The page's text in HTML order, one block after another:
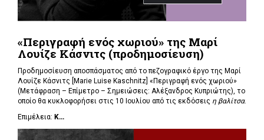
«Περιγραφή ενός χωριού» της Μαρί
Λουίζε Κάσνιτς (προδημοσίευση)
Προδημοσίευση αποσπάσματος από το πεζογραφικό έργο της Μαρί
Λουίζε Κάσνιτς [Marie Luise Kaschnitz] «Περιγραφή ενός χωριού»
(Μετάφραση – Επίμετρο – Σημειώσεις: Αλέξανδρος Κυπριώτης), το
οποίο θα κυκλοφορήσει στις 10 Ιουλίου από τις εκδόσεις η βαλίτσα.
Επιμέλεια: Κ...